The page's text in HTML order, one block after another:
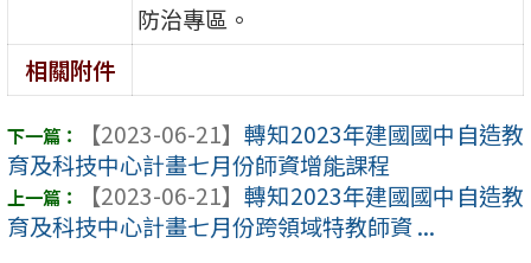
防治專區。
相關附件
【2023-06-21】 轉知2023年建國國中自造教
育及科技中心計畫七月份師資增能課程
【2023-06-21】 轉知2023年建國國中自造教
育及科技中心計畫七月份跨領域特教師資 ...